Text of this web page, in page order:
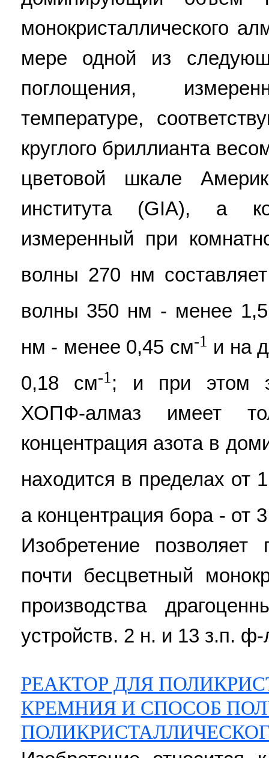
монокристаллического
мере одной из
поглощения,
температуре,
круглого бриллианта
цветовой шкале
института (GIA), а
измеренный при
волны 270 нм
волны 350 нм - менее
нм - менее 0,45 см-1 и на
0,18 см-1 ; и при этом
ХОПФ-алмаз имеет
концентрация азота в
находится в пределах от
а концентрация бора - от
Изобретение позволяет
почти бесцветный
производства
устройств. 2 н. и 13 з.п.
РЕАКТОР ДЛЯ
КРЕМНИЯ И СПОСОБ